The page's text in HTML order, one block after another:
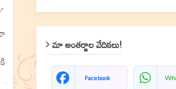
మా అంతర్జాల వేదికలు!
Facebook